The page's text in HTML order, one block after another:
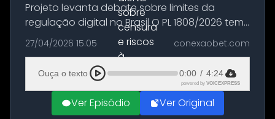
Projeto levanta debate sobre limites da
regulação digital no Brasil O PL 1808/2026 tem
provocado discussões intensas no cenário
político e regulatório brasileiro, especialmente
entre especialistas que...
27/04/2026 15:05 conexaobet.com
Ouça o texto 0:00 / 4:24
powered by VOICEXPRESS
Ver Episódio Ver Original